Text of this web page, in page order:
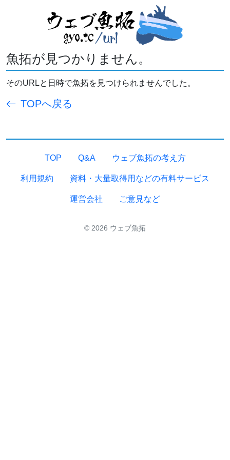
魚拓が見つかりません。
そのURLと日時で魚拓を見つけられませんでした。
TOPへ戻る
TOP Q&A ウェブ魚拓の考え方
利用規約 資料・大量取得用などの有料サービス
運営会社 ご意見など
© 2026 ウェブ魚拓